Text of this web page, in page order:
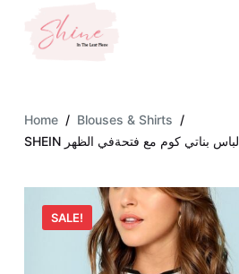
o
o
Home / Blouses & Shirts /
SHEIN لباس بناتي كوم مع فتحةفي الظهر
SALE!